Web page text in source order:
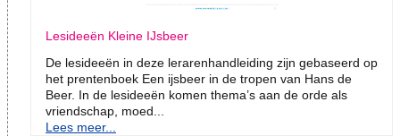
Lesideeën Kleine IJsbeer
De lesideeën in deze lerarenhandleiding zijn gebaseerd op
het prentenboek Een ijsbeer in de tropen van Hans de
Beer. In de lesideeën komen thema’s aan de orde als
vriendschap, moed...
Lees meer...